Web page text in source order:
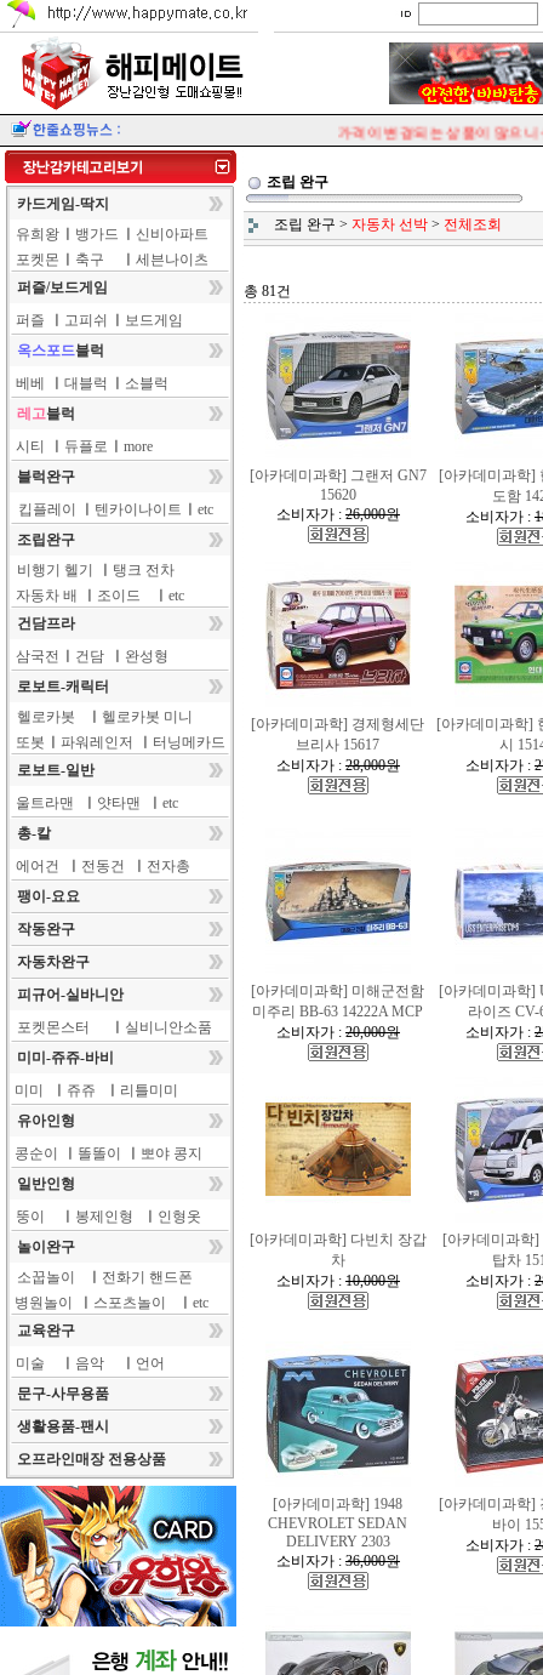
가격이 변경되는 상품이 많으니
카드게임-딱지
유희왕
뱅가드
신비아파트
포켓몬
축구
세븐나이츠
퍼즐/보드게임
퍼즐
고피쉬
보드게임
옥스포드블럭
베베
대블럭
소블럭
레고블럭
시티
듀플로
more
블럭완구
킵플레이
텐카이나이트
etc
조립완구
비행기 헬기
탱크 전차
자동차 배
조이드
etc
건담프라
삼국전
건담
완성형
로보트-캐릭터
헬로카봇
헬로카봇 미니
또봇
파워레인저
터닝메카드
로보트-일반
울트라맨
얏타맨
etc
총-칼
에어건
전동건
전자총
팽이-요요
작동완구
자동차완구
피규어-실바니안
포켓몬스터
실비니안소품
미미-쥬쥬-바비
미미
쥬쥬
리틀미미
유아인형
콩순이
똘똘이
뽀야 콩지
일반인형
뚱이
봉제인형
인형옷
놀이완구
소꿉놀이
전화기 핸드폰
병원놀이
스포츠놀이
etc
교육완구
미술
음악
언어
문구-사무용품
생활용품-팬시
오프라인매장 전용상품
조립 완구
조립 완구 > 자동차 선박 > 전체조회
총 81건
[아카데미과학] 그랜저 GN7
15620
소비자가 : 26,000원
[아카데미과학]
도함
소비자가 :
[아카데미과학] 경제형세단
브리사 15617
소비자가 : 28,000원
[아카데미과학]
시
소비자가 :
[아카데미과학] 미해군전함
미주리 BB-63 14222A MCP
소비자가 : 20,000원
[아카데미과학]
라이즈 CV-
소비자가 :
[아카데미과학] 다빈치 장갑
차
소비자가 : 10,000원
[아카데미과학]
탑차
소비자가 :
[아카데미과학] 1948
CHEVROLET SEDAN
DELIVERY 2303
소비자가 : 36,000원
[아카데미과학]
바이
소비자가 :